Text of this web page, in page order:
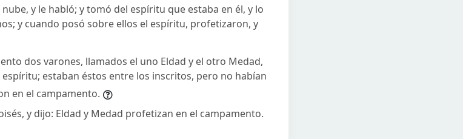
y le habló; y tomó del espíritu que estaba en él, y lo
y cuando posó sobre ellos el espíritu, profetizaron, y
dos varones, llamados el uno Eldad y el otro Medad,
estaban éstos entre los inscritos, pero no habían
en el campamento.
y dijo: Eldad y Medad profetizan en el campamento.